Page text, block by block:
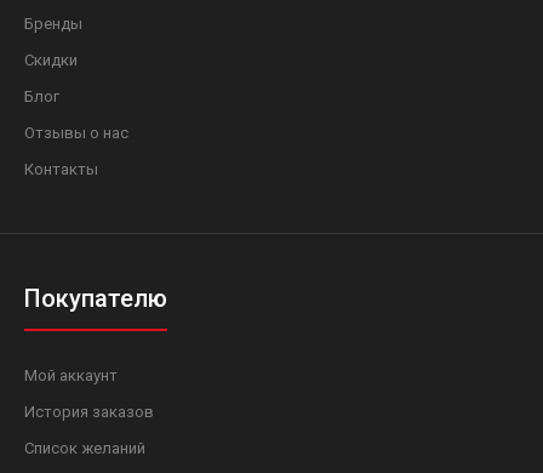
Бренды
Скидки
Блог
Отзывы о нас
Контакты
Покупателю
Мой аккаунт
История заказов
Список желаний